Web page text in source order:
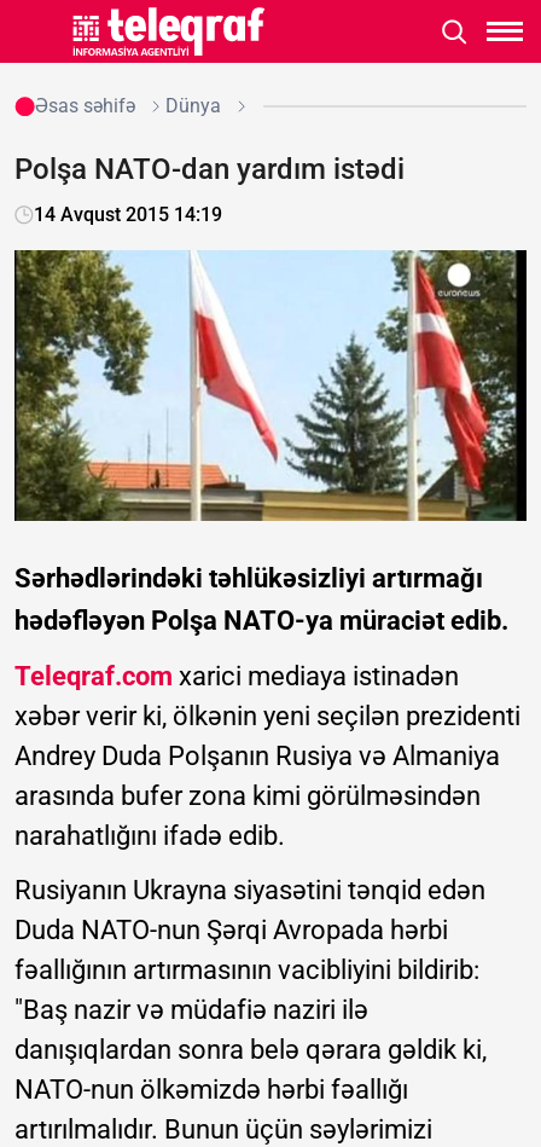
Əsas səhifə Dünya
Polşa NATO-dan yardım istədi
14 Avqust 2015 14:19
Sərhədlərindəki təhlükəsizliyi artırmağı
hədəfləyən Polşa NATO-ya müraciət edib.
Teleqraf.com xarici mediaya istinadən
xəbər verir ki, ölkənin yeni seçilən prezidenti
Andrey Duda Polşanın Rusiya və Almaniya
arasında bufer zona kimi görülməsindən
narahatlığını ifadə edib.
Rusiyanın Ukrayna siyasətini tənqid edən
Duda NATO-nun Şərqi Avropada hərbi
fəallığının artırmasının vacibliyini bildirib:
"Baş nazir və müdafiə naziri ilə
danışıqlardan sonra belə qərara gəldik ki,
NATO-nun ölkəmizdə hərbi fəallığı
artırılmalıdır. Bunun üçün səylərimizi